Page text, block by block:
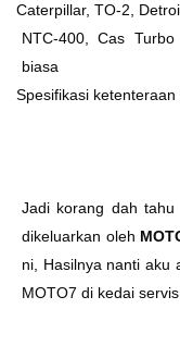
Caterpillar, TO-2,
NTC-400, Cas
biasa
Spesifikasi ketenteraan
Jadi korang dah
dikeluarkan oleh
ni, Hasilnya nanti aku
MOTO7 di kedai